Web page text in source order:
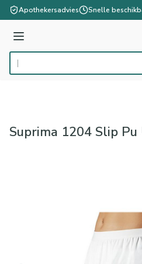
Ga naar de inhoud
Apothekersadvies Snelle
Menu
Product, merk, categorie...
Suprima 1204 Slip